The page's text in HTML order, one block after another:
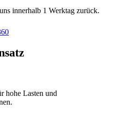
innerhalb 1 Werktag zurück.
hohe Lasten und